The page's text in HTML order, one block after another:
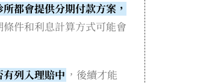
都會提供分期付款方案，
件和利息計算方式可能會
列入理賠中 ，後續才能